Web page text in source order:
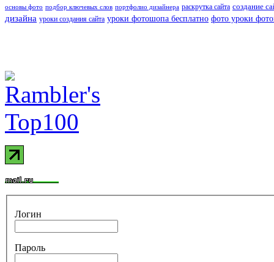
основы фото подбор ключевых слов портфолио дизайнера раскрутка сайта создание
дизайна уроки создания сайта уроки фотошопа бесплатно фото уроки
Логин
Пароль